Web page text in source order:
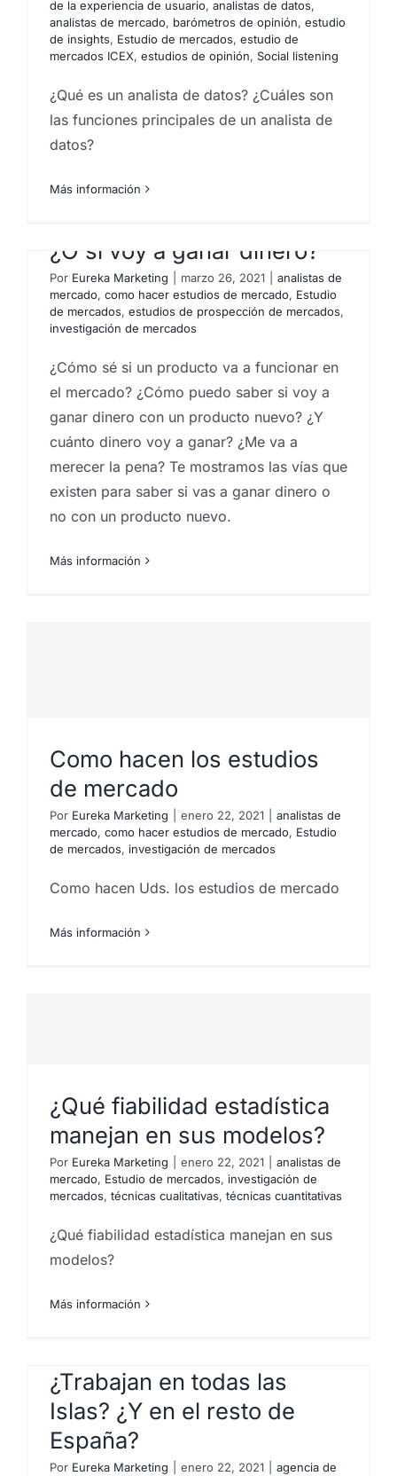
de la experiencia de usuario, analistas de datos,
analistas de mercado, barómetros de opinión, estudio
de insights, Estudio de mercados, estudio de
mercados ICEX, estudios de opinión, Social listening
¿Qué es un analista de datos? ¿Cuáles son
las funciones principales de un analista de
datos?
Más información
¿Cómo sé si un producto va
¿O si voy a ganar dinero?
Por Eureka Marketing marzo 26, 2021
analistas de
mercado, como hacer estudios de mercado, Estudio
de mercados, estudios de prospección de mercados,
investigación de mercados
¿Cómo sé si un producto va a funcionar en
el mercado? ¿Cómo puedo saber si voy a
ganar dinero con un producto nuevo? ¿Y
cuánto dinero voy a ganar? ¿Me va a
merecer la pena? Te mostramos las vías que
existen para saber si vas a ganar dinero o
no con un producto nuevo.
Más información
Como hacen los estudios
de mercado
Por Eureka Marketing enero 22, 2021
analistas de
mercado, como hacer estudios de mercado, Estudio
de mercados, investigación de mercados
Como hacen Uds. los estudios de mercado
Más información
¿Qué fiabilidad estadística
manejan en sus modelos?
Por Eureka Marketing enero 22, 2021
analistas de
mercado, Estudio de mercados, investigación de
mercados, técnicas cualitativas, técnicas cuantitativas
¿Qué fiabilidad estadística manejan en sus
modelos?
Más información
¿Trabajan en todas las
Islas? ¿Y en el resto de
España?
Por Eureka Marketing enero 22, 2021
agencia de